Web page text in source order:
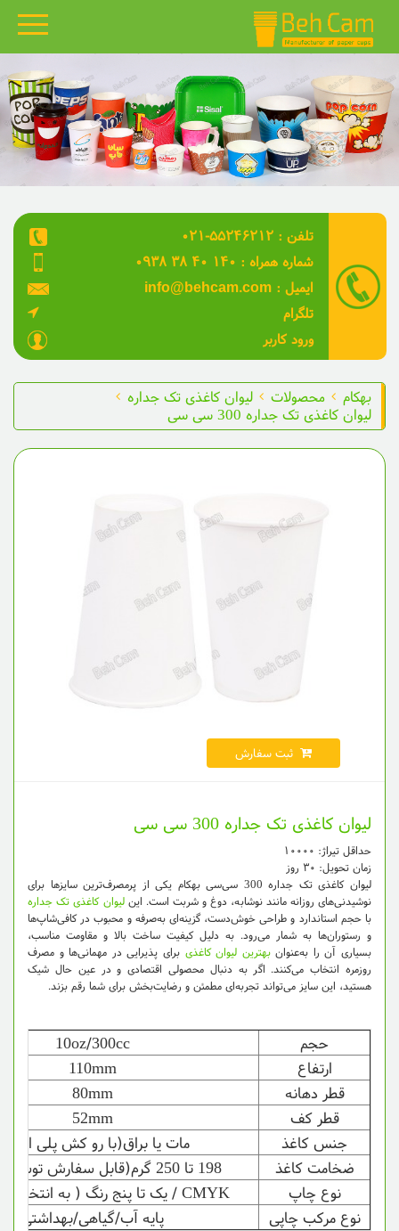
بهکام
محصولات
گالری نمونه کارها
مقالات
درباره ما
تماس با ما
۰۲۱-۵۵۲۴۶۲۱۲ : تلفن
۰۹۳۸ ۳۸ ۴۰ ۱۴۰ : شماره همراه
info@behcam.com : ایمیل
تلگرام
ورود کاربر
بهکام محصولات
لیوان کاغذی تک جداره
لیوان کاغذی تک جداره 300 سی سی
ثبت سفارش
لیوان کاغذی تک جداره 300 سی سی
حداقل تیراژ: ۱۰۰۰۰
زمان تحویل: ۳۰ روز
لیوان کاغذی تک جداره 300 سی‌سی بهکام یکی از پرمصرف‌ترین سایزها برای
نوشیدنی‌های روزانه مانند نوشابه، دوغ و شربت است. اینلیوان کاغذی تک جداره
با حجم استاندارد و طراحی خوش‌دست، گزینه‌ای به‌صرفه و محبوب در کافی‌شاپ‌ها
و رستوران‌ها به شمار می‌رود. به دلیل کیفیت ساخت بالا و مقاومت مناسب،
بسیاری آن را به‌عنوانبهترین لیوان کاغذی برای پذیرایی در مهمانی‌ها و مصرف
روزمره انتخاب می‌کنند. اگر به دنبال محصولی اقتصادی و در عین حال شیک
هستید، این سایز می‌تواند تجربه‌ای مطمئن و رضایت‌بخش برای شما رقم بزند.
حجم
10oz/300cc
ارتفاع
110mm
قطر دهانه
80mm
قطر کف
52mm
جنس کاغذ
مات یا براق(با رو کش پلی
ضخامت کاغذ
نوع چاپ
CMYK / یک تا پنج رنگ ( به انتخاب مشتری )
نوع مرکب چاپی
پایه آب/گیاهی/بهداشتی